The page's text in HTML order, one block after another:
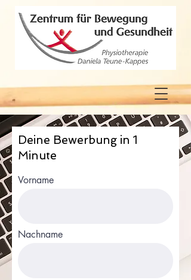
Deine Bewerbung in 1
Minute
Vorname
Nachname